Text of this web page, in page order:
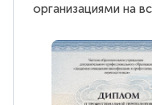
организациями на